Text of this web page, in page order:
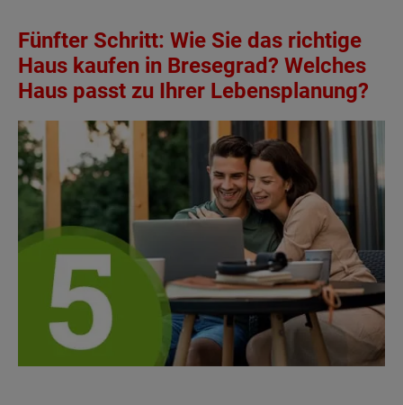
Fünfter Schritt: Wie Sie das richtige
Haus kaufen in Bresegrad? Welches
Haus passt zu Ihrer Lebensplanung?